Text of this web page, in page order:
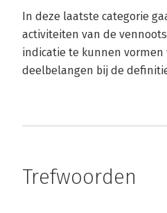
In deze laatste categorie
activiteiten van de
indicatie te kunnen
deelbelangen bij de
Trefwoorden